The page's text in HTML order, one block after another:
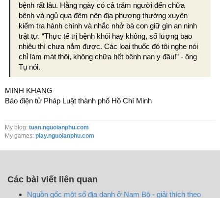
bệnh rất lâu. Hằng ngày có cả trăm người đến chữa
bệnh và ngủ qua đêm nên địa phương thường xuyên
kiểm tra hành chính và nhắc nhở bà con giữ gìn an ninh
trật tự. “Thực tế trị bệnh khỏi hay không, số lượng bao
nhiêu thì chưa nắm được. Các loại thuốc đó tôi nghe nói
chỉ làm mát thôi, không chữa hết bệnh nan y đâu!” - ông
Tụ nói.
MINH KHANG
Báo điện tử Pháp Luật thành phố Hồ Chí Minh
My blog: tuan.nguoianphu.com
My games: play.nguoianphu.com
Các bài viết liên quan
Nguồn gốc một số địa danh ở Nam Bộ - giải thích theo